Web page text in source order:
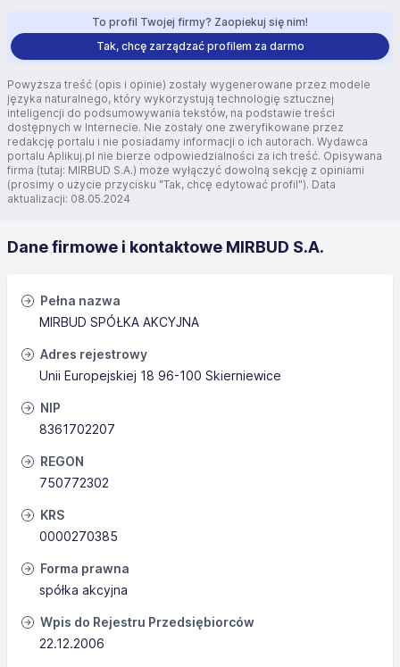
To profil Twojej firmy? Zaopiekuj się nim!
Tak, chcę zarządzać profilem za darmo
Powyższa treść (opis i opinie) zostały wygenerowane przez modele
języka naturalnego, który wykorzystują technologię sztucznej
inteligencji do podsumowywania tekstów, na podstawie treści
dostępnych w Internecie. Nie zostały one zweryfikowane przez
redakcję portalu i nie posiadamy informacji o ich autorach. Wydawca
portalu Aplikuj.pl nie bierze odpowiedzialności za ich treść. Opisywana
firma (tutaj: MIRBUD S.A.) może wyłączyć dowolną sekcję z opiniami
(prosimy o użycie przycisku "Tak, chcę edytować profil"). Data
aktualizacji: 08.05.2024
Dane firmowe i kontaktowe MIRBUD S.A.
Pełna nazwa
MIRBUD SPÓŁKA AKCYJNA
Adres rejestrowy
Unii Europejskiej 18 96-100 Skierniewice
NIP
8361702207
REGON
750772302
KRS
0000270385
Forma prawna
spółka akcyjna
Wpis do Rejestru Przedsiębiorców
22.12.2006